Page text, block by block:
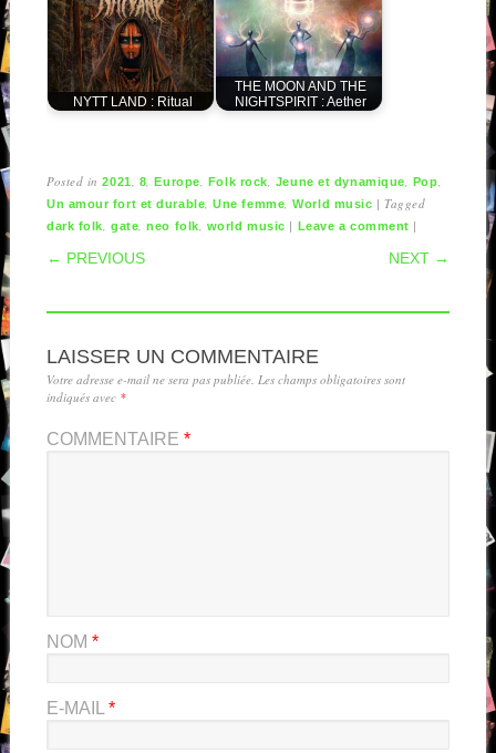
NYTT LAND : Ritual
THE MOON AND THE
NIGHTSPIRIT : Aether
Posted in2021 8 ,Europe Folk rock Jeune et dynamique Pop
Un amour fort et durable ,Une femme ,World music |Tagged
dark folk ,gate ,neo folk world music | Leave a comment |
POST NAVIGATION
← PREVIOUS NEXT →
LAISSER UN COMMENTAIRE
Votre adresse e-mail ne sera pas publiée. Les champs obligatoires sont
indiqués avec *
COMMENTAIRE *
NOM *
E-MAIL *